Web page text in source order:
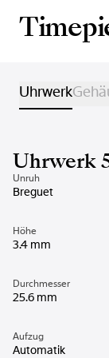
Uhrwerk
Uhrwerk
Unruh
Breguet
Höhe
3.4 mm
Durchmesser
25.6 mm
Aufzug
Automatik